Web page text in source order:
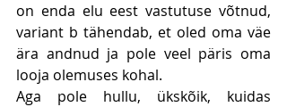
on enda elu eest vastutuse võtnud,
variant b tähendab, et oled oma väe
ära andnud ja pole veel päris oma
looja olemuses kohal.
Aga pole hullu, ükskõik, kuidas